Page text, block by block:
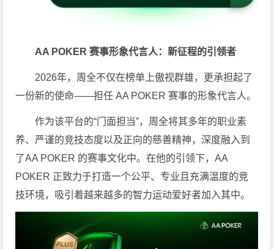
AA POKER 赛事形象代言人：新征程的引领者
2026年，周全不仅在榜单上傲视群雄，更承担起了
一份新的使命——担任 AA POKER 赛事的形象代言人。
作为该平台的“门面担当”，周全将其多年的职业素
养、严谨的竞技态度以及正向的慈善精神，深度融入到
了AA POKER 的赛事文化中。在他的引领下，AA
POKER 正致力于打造一个公平、专业且充满温度的竞
技环境，吸引着越来越多的智力运动爱好者加入其中。